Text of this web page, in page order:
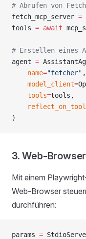
# Abrufen von
fetch_mcp_server =
tools = await
# Erstellen eines
agent =
    name
="fetcher" ,
    model_client
=
    tools
=tools,
)
3. Web-
Mit einem
Web-Browser
durchführen:
params =